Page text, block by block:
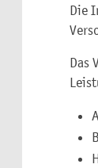
Die
Das